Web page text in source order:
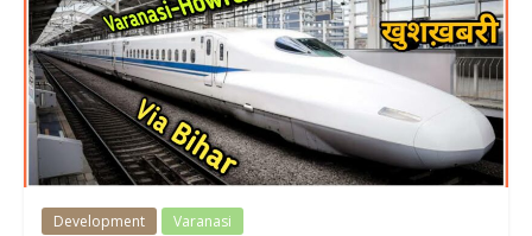
Development Varanasi